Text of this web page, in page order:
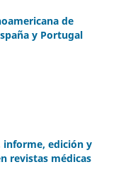
de
y Portugal
informe, edición y
revistas médicas